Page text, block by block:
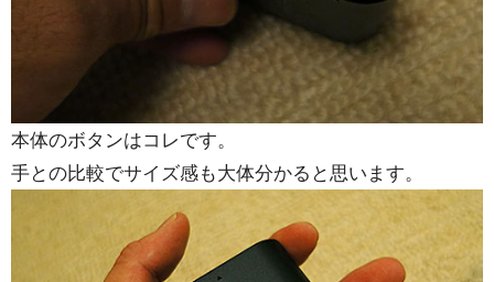
本体のボタンはコレです。
手との比較でサイズ感も大体分かると思います。